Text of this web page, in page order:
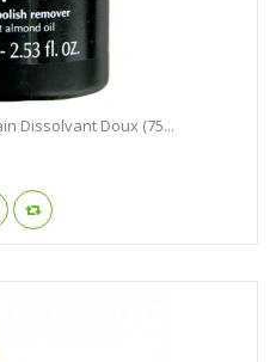
Dissolvant Doux (75...